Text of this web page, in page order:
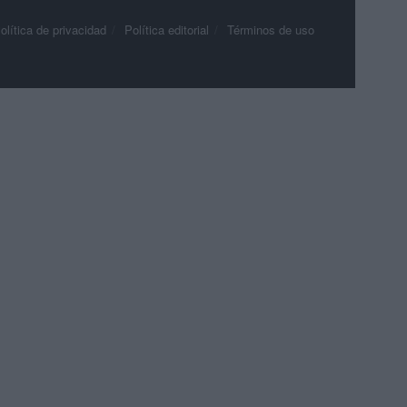
de privacidad Política editorial Términos de uso